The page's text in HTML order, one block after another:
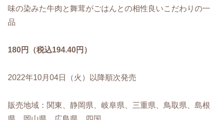
味の染みた牛肉と舞茸がごはんとの相性良いこだわりの一
品
180円（税込194.40円）
2022年10月04日（火）以降順次発売
販売地域：関東、静岡県、岐阜県、三重県、鳥取県、島根